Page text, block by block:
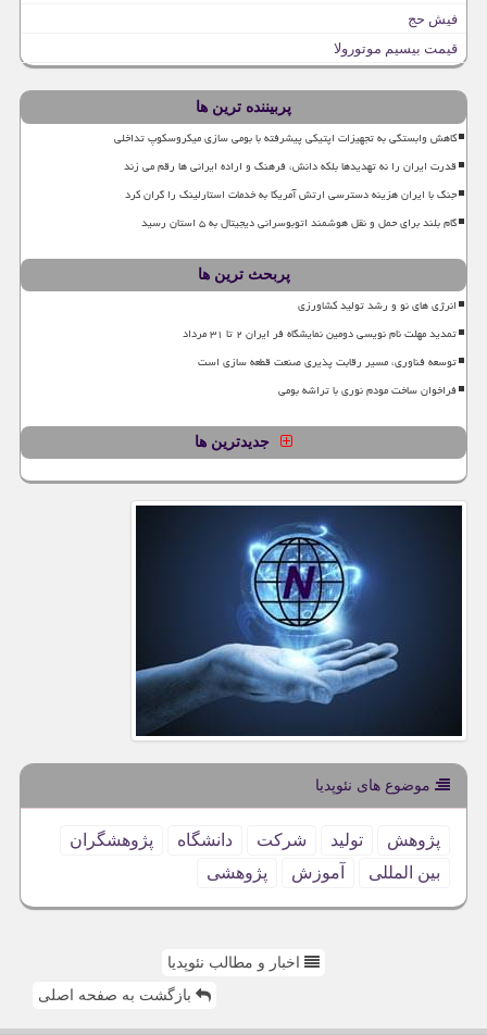
فیش حج
قیمت بیسیم موتورولا
پربیننده ترین ها
کاهش وابستگی به تجهیزات اپتیکی پیشرفته با بومی سازی میکروسکوپ تداخلی
قدرت ایران را نه تهدیدها بلکه دانش، فرهنگ و اراده ایرانی ها رقم می زند
جنگ با ایران هزینه دسترسی ارتش آمریکا به خدمات استارلینک را گران کرد
گام بلند برای حمل و نقل هوشمند اتوبوسرانی دیجیتال به ۵ استان رسید
پربحث ترین ها
انرژی های نو و رشد تولید کشاورزی
تمدید مهلت نام نویسی دومین نمایشگاه فر ایران ۲ تا ۳۱ مرداد
توسعه فناوری، مسیر رقابت پذیری صنعت قطعه سازی است
فراخوان ساخت مودم نوری با تراشه بومی
جدیدترین ها
موضوع های نئوپدیا
پژوهش تولید شركت دانشگاه
پژوهشگران
بین المللی
آموزش پژوهشی
اخبار و مطالب نئوپدیا
بازگشت به صفحه اصلی